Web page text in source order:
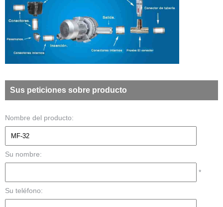
Sus peticiones sobre producto
Nombre del producto:
Su nombre:
*
Su teléfono: